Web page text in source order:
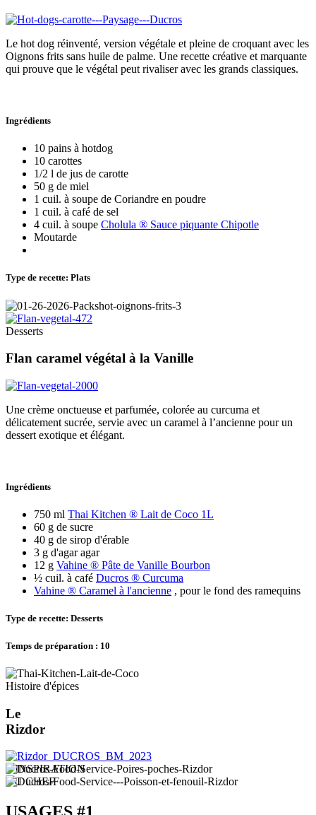
Le hot dog réinventé, version végétale et pleine de croquant avec les
Oignons frits sans huile de palme. Une recette créative et marquante
qui prouve que le végétal peut rivaliser avec les grands classiques.
Ingrédients
10 pains à hotdog
10 carottes
1/2 l de jus de carotte
50 g de miel
1 cuil. à soupe de Coriandre en poudre
1 cuil. à café de sel
4 cuil. à soupe Cholula ® Sauce piquante Chipotle
Moutarde
Type de recette: Plats
Desserts
Flan caramel végétal à la Vanille
Une crème onctueuse et parfumée, colorée au curcuma et
délicatement sucrée, servie avec un caramel à l’ancienne pour un
dessert exotique et élégant.
Ingrédients
750 ml Thai Kitchen ® Lait de Coco 1L
60 g de sucre
40 g de sirop d'érable
3 g d'agar agar
12 g Vahine ® Pâte de Vanille Bourbon
½ cuil. à café Ducros ® Curcuma
Vahine ® Caramel à l'ancienne , pour le fond des ramequins
Type de recette: Desserts
Temps de préparation : 10
Histoire d'épices
Le
Rizdor
L'INSPIRATION
DU CHEF